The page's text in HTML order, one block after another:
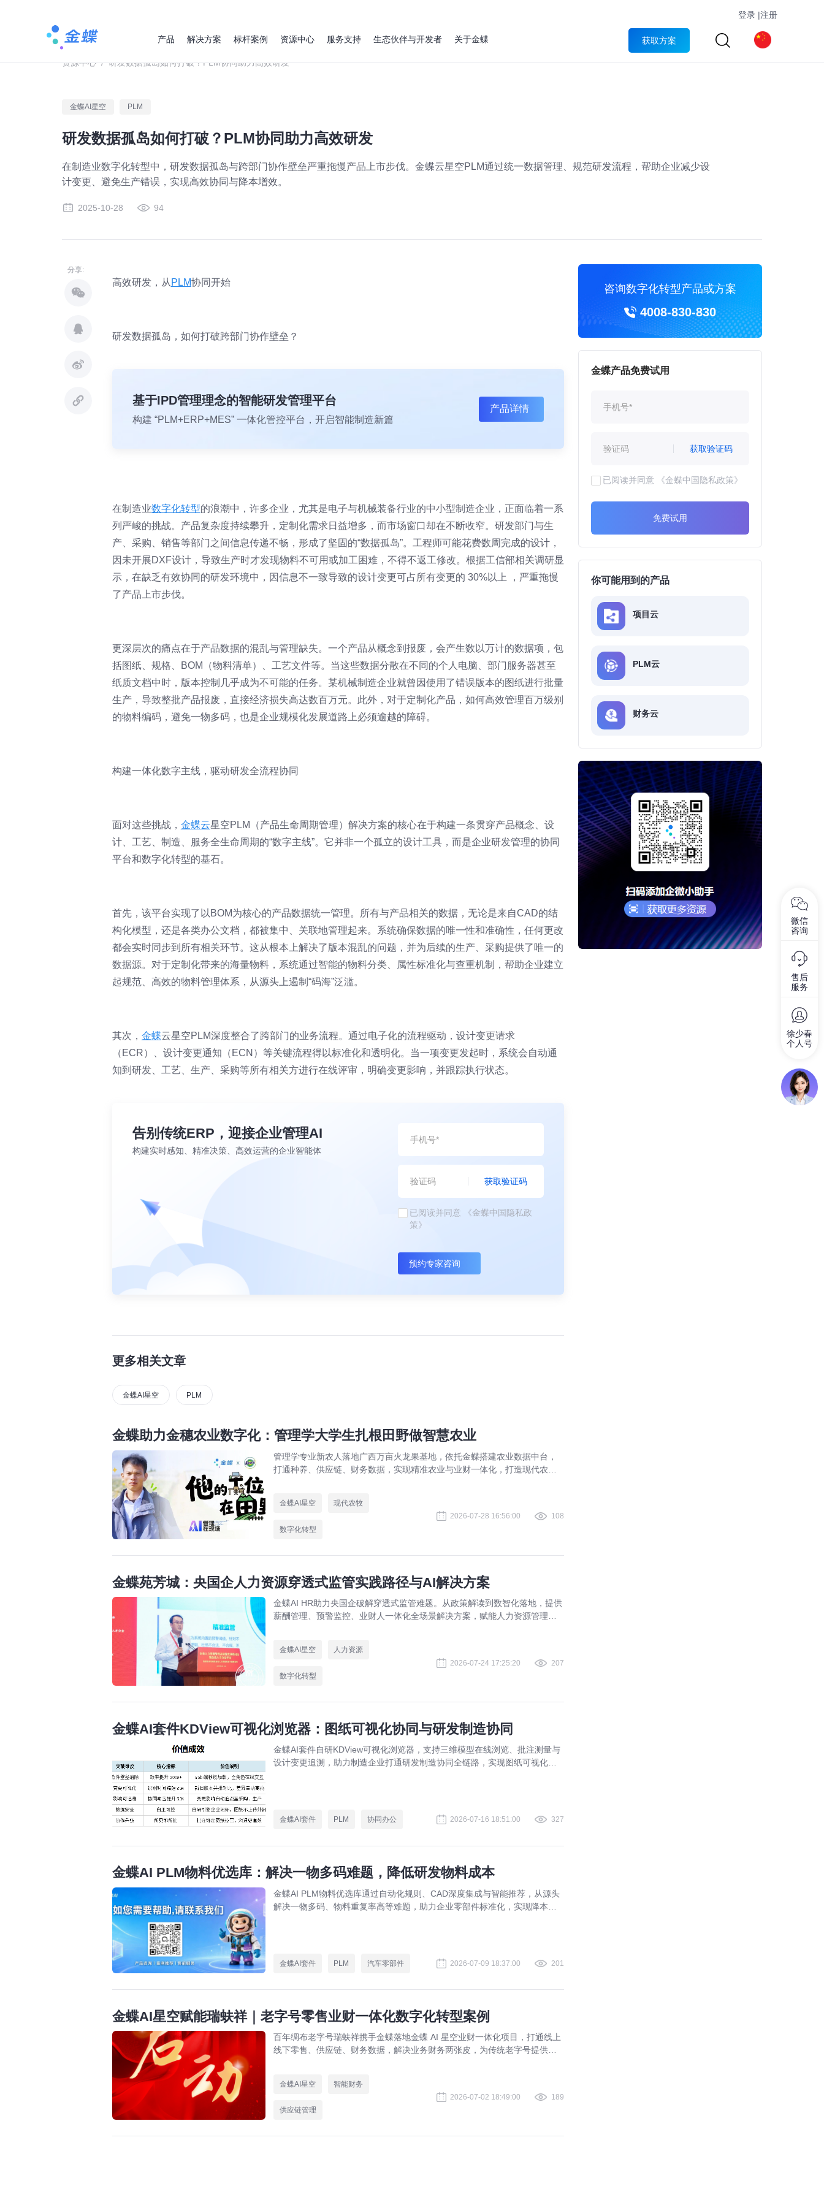
登录 |注册
产品 解决方案 标杆案例 资源中心 服务支持 生态伙伴与开发者 关于金蝶 获取方案
资源中心 / 研发数据孤岛如何打破？PLM协同助力高效研发
金蝶AI星空 PLM
研发数据孤岛如何打破？PLM协同助力高效研发
在制造业数字化转型中，研发数据孤岛与跨部门协作壁垒严重拖慢产品上市步伐。金蝶云星空PLM通过统一数据管理、规范研发流程，帮助企业减少设
计变更、避免生产错误，实现高效协同与降本增效。
2025-10-28 94
分享:
高效研发，从 PLM协同开始
研发数据孤岛，如何打破跨部门协作壁垒？
基于IPD管理理念的智能研发管理平台
构建 “PLM+ERP+MES” 一体化管控平台，开启智能制造新篇
产品详情
在制造业数字化转型的浪潮中，许多企业，尤其是电子与机械装备行业的中小型制造企业，正面临着一系
列严峻的挑战。产品复杂度持续攀升，定制化需求日益增多，而市场窗口却在不断收窄。研发部门与生
产、采购、销售等部门之间信息传递不畅，形成了坚固的“数据孤岛”。工程师可能花费数周完成的设计，
因未开展DXF设计，导致生产时才发现物料不可用或加工困难，不得不返工修改。根据工信部相关调研显
示，在缺乏有效协同的研发环境中，因信息不一致导致的设计变更可占所有变更的 30%以上 ，严重拖慢
了产品上市步伐。
更深层次的痛点在于产品数据的混乱与管理缺失。一个产品从概念到报废，会产生数以万计的数据项，包
括图纸、规格、BOM（物料清单）、工艺文件等。当这些数据分散在不同的个人电脑、部门服务器甚至
纸质文档中时，版本控制几乎成为不可能的任务。某机械制造企业就曾因使用了错误版本的图纸进行批量
生产，导致整批产品报废，直接经济损失高达数百万元。此外，对于定制化产品，如何高效管理百万级别
的物料编码，避免一物多码，也是企业规模化发展道路上必须逾越的障碍。
构建一体化数字主线，驱动研发全流程协同
面对这些挑战， 金蝶云星空PLM（产品生命周期管理）解决方案的核心在于构建一条贯穿产品概念、设
计、工艺、制造、服务全生命周期的“数字主线”。它并非一个孤立的设计工具，而是企业研发管理的协同
平台和数字化转型的基石。
首先，该平台实现了以BOM为核心的产品数据统一管理。所有与产品相关的数据，无论是来自CAD的结
构化模型，还是各类办公文档，都被集中、关联地管理起来。系统确保数据的唯一性和准确性，任何更改
都会实时同步到所有相关环节。这从根本上解决了版本混乱的问题，并为后续的生产、采购提供了唯一的
数据源。对于定制化带来的海量物料，系统通过智能的物料分类、属性标准化与查重机制，帮助企业建立
起规范、高效的物料管理体系，从源头上遏制“码海”泛滥。
其次， 金蝶云星空PLM深度整合了跨部门的业务流程。通过电子化的流程驱动，设计变更请求
（ECR）、设计变更通知（ECN）等关键流程得以标准化和透明化。当一项变更发起时，系统会自动通
知到研发、工艺、生产、采购等所有相关方进行在线评审，明确变更影响，并跟踪执行状态。
告别传统ERP，迎接企业管理AI
构建实时感知、精准决策、高效运营的企业智能体
获取验证码
已阅读并同意
《金蝶中国隐私政
策》
预约专家咨询
更多相关文章
金蝶AI星空 PLM
金蝶助力金穗农业数字化：管理学大学生扎根田野做智慧农业
管理学专业新农人落地广西万亩火龙果基地，依托金蝶搭建农业数据中台，
打通种养、供应链、财务数据，实现精准农业与业财一体化，打造现代农业
金蝶AI星空 现代农牧
数字化转型
2026-07-28 16:56:00 108
金蝶苑芳城：央国企人力资源穿透式监管实践路径与AI解决方案
金蝶AI HR助力央国企破解穿透式监管难题。从政策解读到数智化落地，提供
薪酬管理、预警监控、业财人一体化全场景解决方案，赋能人力资源管理合
金蝶AI星空 人力资源
数字化转型
2026-07-24 17:25:20 207
金蝶AI套件KDView可视化浏览器：图纸可视化协同与研发制造协同
金蝶AI套件自研KDView可视化浏览器，支持三维模型在线浏览、批注测量与
设计变更追溯，助力制造企业打通研发制造协同全链路，实现图纸可视化协
金蝶AI套件 PLM 协同办公 2026-07-16 18:51:00 327
金蝶AI PLM物料优选库：解决一物多码难题，降低研发物料成本
金蝶AI PLM物料优选库通过自动化规则、CAD深度集成与智能推荐，从源头
解决一物多码、物料重复率高等难题，助力企业零部件标准化，实现降本增
金蝶AI套件 PLM 汽车零部件 2026-07-09 18:37:00 201
金蝶AI星空赋能瑞蚨祥｜老字号零售业财一体化数字化转型案例
百年绸布老字号瑞蚨祥携手金蝶落地金蝶 AI 星空业财一体化项目，打通线上
线下零售、供应链、财务数据，解决业务财务两张皮，为传统老字号提供成
金蝶AI星空 智能财务
供应链管理
2026-07-02 18:49:00 189
咨询数字化转型产品或方案
4008-830-830
金蝶产品免费试用
获取验证码
已阅读并同意 《金蝶中国隐私政策》
免费试用
你可能用到的产品
项目云
PLM云
财务云
微信
咨询
售后
服务
徐少春
个人号